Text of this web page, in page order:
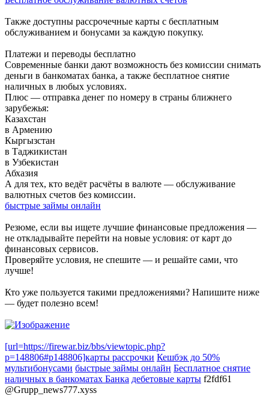
Также доступны рассрочечные карты с бесплатным
обслуживанием и бонусами за каждую покупку.
Платежи и переводы бесплатно
Современные банки дают возможность без комиссии снимать
деньги в банкоматах банка, а также бесплатное снятие
наличных в любых условиях.
Плюс — отправка денег по номеру в страны ближнего
зарубежья:
Казахстан
в Армению
Кыргызстан
в Таджикистан
в Узбекистан
Абхазия
А для тех, кто ведёт расчёты в валюте — обслуживание
валютных счетов без комиссии.
быстрые займы онлайн
Резюме, если вы ищете лучшие финансовые предложения —
не откладывайте перейти на новые условия: от карт до
финансовых сервисов.
Проверяйте условия, не спешите — и решайте сами, что
лучше!
Кто уже пользуется такими предложениями? Напишите ниже
— будет полезно всем!
[url=https://firewar.biz/bbs/viewtopic.php?
p=148806#p148806]карты рассрочки Кешбэк до 50%
мультибонусами быстрые займы онлайн Бесплатное снятие
наличных в банкоматах Банка дебетовые карты f2fdf61
@Grupp_news777.xyss